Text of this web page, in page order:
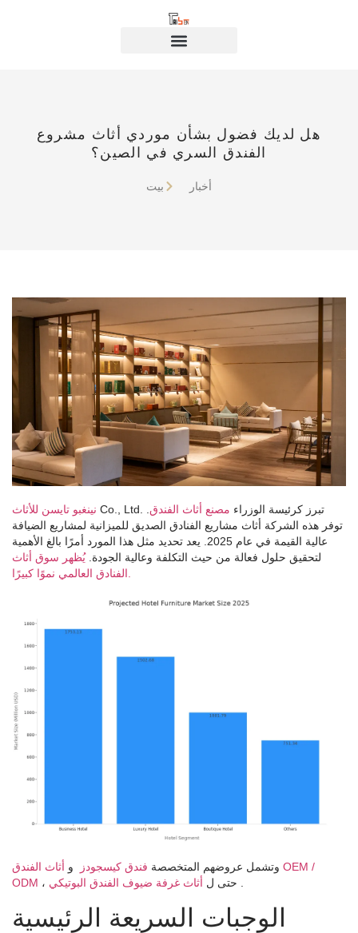
هل لديك فضول بشأن موردي أثاث مشروع
الفندق السري في الصين؟
بيت أخبار
نينغبو تايسن للأثاث Co., Ltd. تبرز كرئيسة الوزراء مصنع أثاث الفندق
توفر هذه الشركة أثاث مشاريع الفنادق الصديق للميزانية لمشاريع الضيافة
عالية القيمة في عام 2025. يعد تحديد مثل هذا المورد أمرًا بالغ الأهمية
لتحقيق حلول فعالة من حيث التكلفة وعالية الجودة.يُظهر سوق أثاث
وتشمل عروضهم المتخصصة فندق كيسجودز و أثاث الفندق OEM /
ODM
، حتى ل
الوجبات السريعة الرئيسية